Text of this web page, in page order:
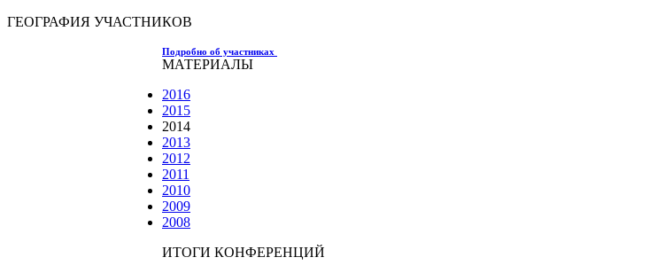
ГЕОГРАФИЯ УЧАСТНИКОВ
Подробно об участниках
МАТЕРИАЛЫ
2016
2015
2014
2013
2012
2011
2010
2009
2008
ИТОГИ КОНФЕРЕНЦИЙ